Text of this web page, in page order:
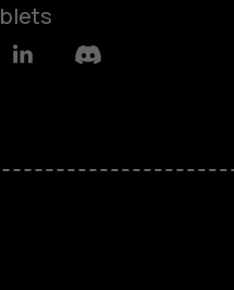
LinkedinDiscord